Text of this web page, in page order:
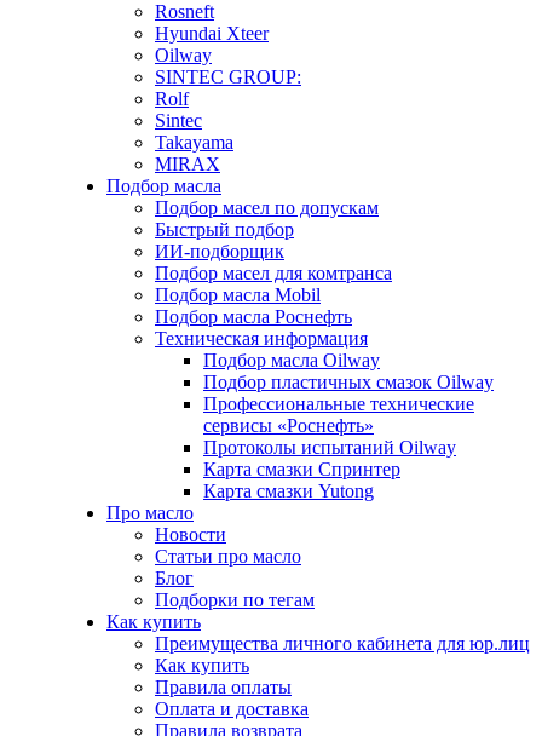
Rosneft
Hyundai Xteer
Oilway
SINTEC GROUP:
Rolf
Sintec
Takayama
MIRAX
Подбор масла
Подбор масел по допускам
Быстрый подбор
ИИ-подборщик
Подбор масел для комтранса
Подбор масла Mobil
Подбор масла Роснефть
Техническая информация
Подбор масла Oilway
Подбор пластичных смазок Oilway
Профессиональные технические
сервисы «Роснефть»
Протоколы испытаний Oilway
Карта смазки Спринтер
Карта смазки Yutong
Про масло
Новости
Статьи про масло
Блог
Подборки по тегам
Как купить
Преимущества личного кабинета для юр.лиц
Как купить
Правила оплаты
Оплата и доставка
Правила возврата